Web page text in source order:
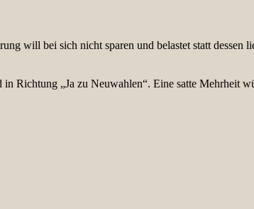
will bei sich nicht sparen und belastet statt dessen
Richtung „Ja zu Neuwahlen“. Eine satte Mehrheit